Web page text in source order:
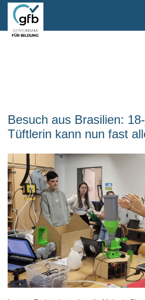
Besuch aus Brasilien:
Tüftlerin kann nun fast